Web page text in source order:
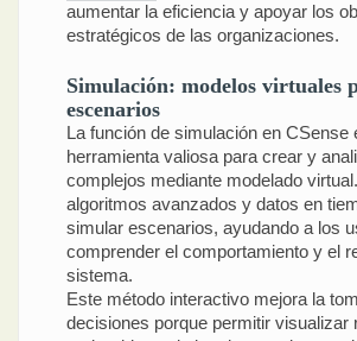
aumentar la eficiencia y apoyar los
estratégicos de las organizaciones.
Simulación: modelos virtuales
escenarios
La función de simulación en CSense
herramienta valiosa para crear y
complejos mediante modelado
algoritmos avanzados y datos en
simular escenarios, ayudando a los
comprender el comportamiento y el
sistema.
Este método interactivo mejora la
decisiones porque permitir visualizar